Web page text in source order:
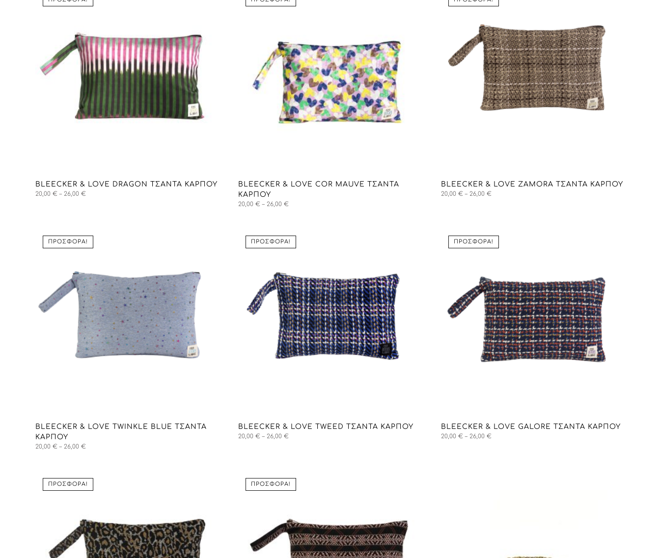
BLEECKER & LOVE DRAGON ΤΣΑΝΤΑ ΚΑΡΠΟΎ
20,00 € – 26,00 €Price
BLEECKER & LOVE COR MAUVE ΤΣΑΝΤΑ
ΚΑΡΠΟΎ
20,00€ – 26,00€Price
26,00 €
BLEECKER & LOVE ZAMORA ΤΣΑΝΤΑ ΚΑΡΠΟΎ
20,00€ – 26,00€Price
ΠΡΟΣΦΟΡΆ!
BLEECKER & LOVE TWINKLE BLUE ΤΣΑΝΤΑ
ΚΑΡΠΟΎ
20,00 € – 26,00 €Price
26,00 €
ΠΡΟΣΦΟΡΆ!
BLEECKER & LOVE TWEED ΤΣΑΝΤΑ ΚΑΡΠΟΎ
20,00€ – 26,00€Price
ΠΡΟΣΦΟΡΆ!
BLEECKER & LOVE GALORE ΤΣΑΝΤΑ ΚΑΡΠΟΎ
20,00€ – 26,00€Price
ΠΡΟΣΦΟΡΆ! ΠΡΟΣΦΟΡΆ!